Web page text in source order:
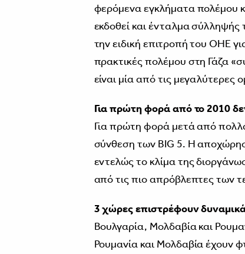
φερόμενα εγκλήματα πολέμου
εκδοθεί και ένταλμα
την ειδική επιτροπή του ΟΗΕ
πρακτικές πολέμου στη Γάζα
είναι μία από τις
Για πρώτη φορά από το 2010
Για πρώτη φορά μετά από
σύνθεση των BIG 5. Η
εντελώς το κλίμα της
από τις πιο απρόβλεπτες των
3 χώρες επιστρέφουν
Βουλγαρία, Μολδαβία και
Ρουμανία και Μολδαβία έχουν